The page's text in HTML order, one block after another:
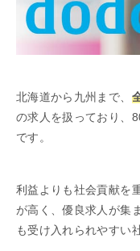
北海道から九州まで、
の求人を扱っており、
です。
利益よりも社会貢献を
が高く、優良求人が集
も受け入れられやすい